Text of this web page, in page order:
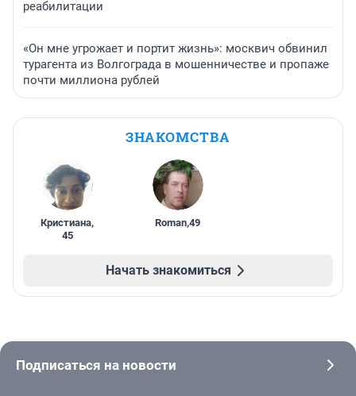
реабилитации
«Он мне угрожает и портит жизнь»: москвич обвинил
турагента из Волгограда в мошенничестве и пропаже
почти миллиона рублей
ЗНАКОМСТВА
Кристиана,
45
Roman,49
Начать знакомиться
Подписаться на новости